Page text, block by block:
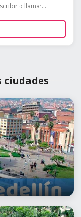
o llamar...
ciudades